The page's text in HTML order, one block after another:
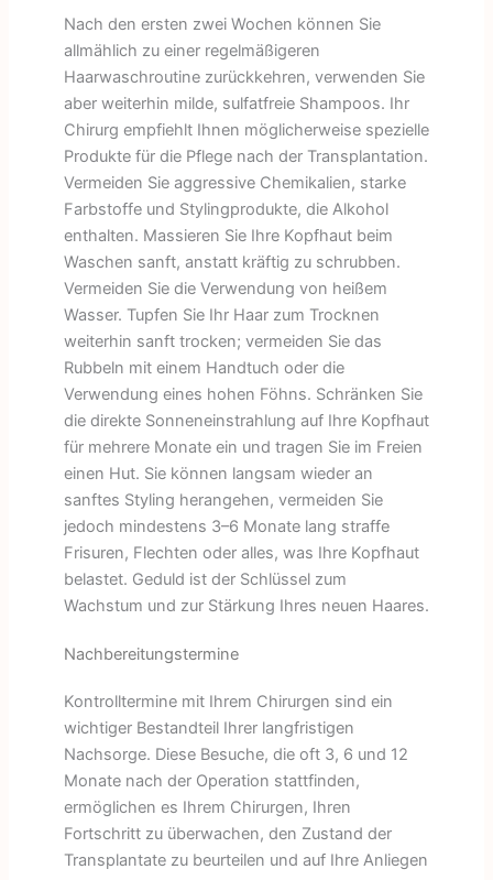
Nach den ersten zwei Wochen können Sie
allmählich zu einer regelmäßigeren
Haarwaschroutine zurückkehren, verwenden Sie
aber weiterhin milde, sulfatfreie Shampoos. Ihr
Chirurg empfiehlt Ihnen möglicherweise spezielle
Produkte für die Pflege nach der Transplantation.
Vermeiden Sie aggressive Chemikalien, starke
Farbstoffe und Stylingprodukte, die Alkohol
enthalten. Massieren Sie Ihre Kopfhaut beim
Waschen sanft, anstatt kräftig zu schrubben.
Vermeiden Sie die Verwendung von heißem
Wasser. Tupfen Sie Ihr Haar zum Trocknen
weiterhin sanft trocken; vermeiden Sie das
Rubbeln mit einem Handtuch oder die
Verwendung eines hohen Föhns. Schränken Sie
die direkte Sonneneinstrahlung auf Ihre Kopfhaut
für mehrere Monate ein und tragen Sie im Freien
einen Hut. Sie können langsam wieder an
sanftes Styling herangehen, vermeiden Sie
jedoch mindestens 3–6 Monate lang straffe
Frisuren, Flechten oder alles, was Ihre Kopfhaut
belastet. Geduld ist der Schlüssel zum
Wachstum und zur Stärkung Ihres neuen Haares.
Nachbereitungstermine
Kontrolltermine mit Ihrem Chirurgen sind ein
wichtiger Bestandteil Ihrer langfristigen
Nachsorge. Diese Besuche, die oft 3, 6 und 12
Monate nach der Operation stattfinden,
ermöglichen es Ihrem Chirurgen, Ihren
Fortschritt zu überwachen, den Zustand der
Transplantate zu beurteilen und auf Ihre Anliegen